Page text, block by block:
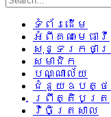
ទំព័រដើម
អំពីគណៈមេធាវី
សុន្ទរកថាប្រ
សមាជិក
បណ្ណាល័យ
ជំនួយឧបត្ថ
ព្រឹត្តិបត្រ
វិចិត្រសាល